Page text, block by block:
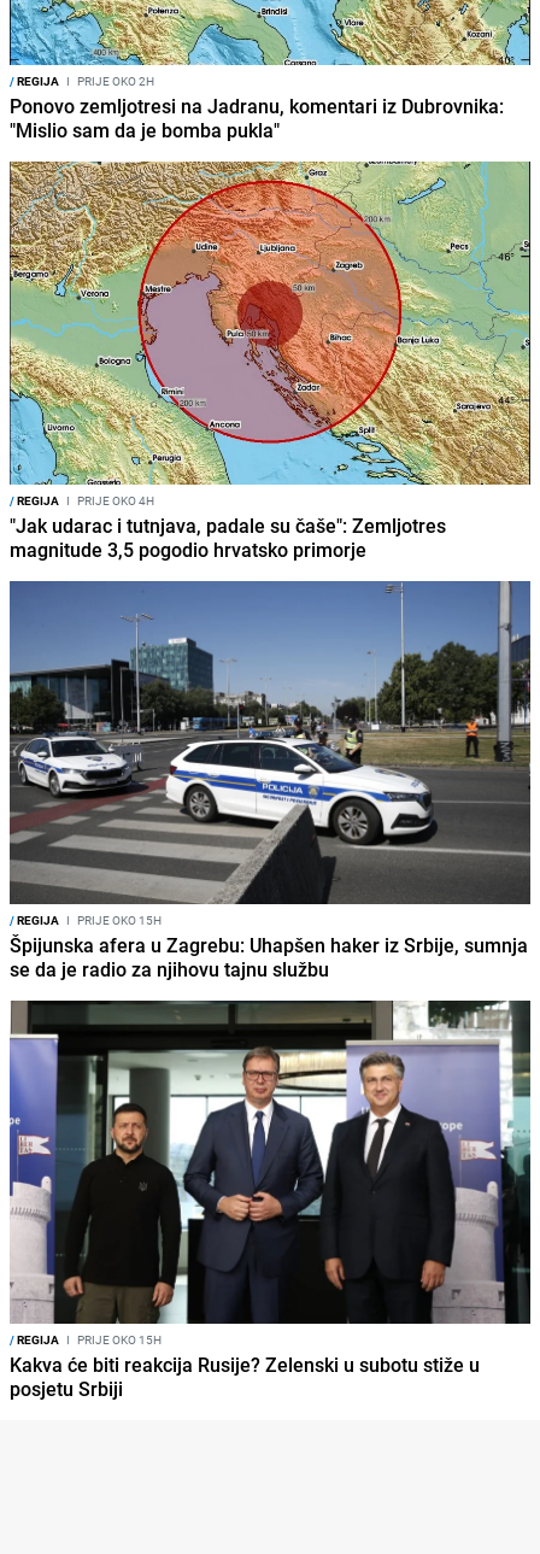
/REGIJA I PRIJE OKO 2H
Ponovo zemljotresi na Jadranu, komentari iz Dubrovnika:
"Mislio sam da je bomba pukla"
/REGIJA I PRIJE OKO 4H
"Jak udarac i tutnjava, padale su čaše": Zemljotres
magnitude 3,5 pogodio hrvatsko primorje
/REGIJA I PRIJE OKO 15H
Špijunska afera u Zagrebu: Uhapšen haker iz Srbije, sumnja
se da je radio za njihovu tajnu službu
/REGIJA I PRIJE OKO 15H
Kakva će biti reakcija Rusije? Zelenski u subotu stiže u
posjetu Srbiji